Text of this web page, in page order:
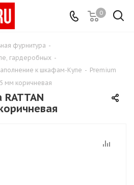
0
фурнитура -
гардеробных -
к шкафам-Купе - Premium
мм коричневая